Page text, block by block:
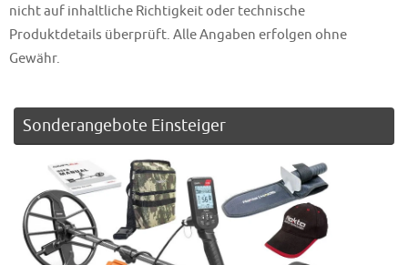
nicht auf inhaltliche Richtigkeit oder technische
Produktdetails überprüft. Alle Angaben erfolgen ohne
Gewähr.
Sonderangebote Einsteiger